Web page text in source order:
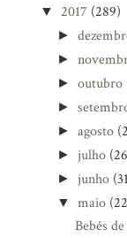
▼ 2017 (289)
►
►
►outubro
►
►agosto
► julho
► junho
▼maio
Bebés